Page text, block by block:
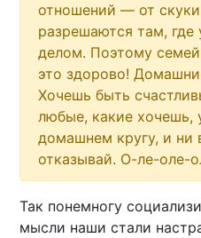
отношений — от
разрешаются там,
делом. Поэтому
это здорово!
Хочешь быть
любые, какие хочешь,
домашнем кругу, и ни
отказывай. О-ле-оле-
Так понемногу
мысли наши стали